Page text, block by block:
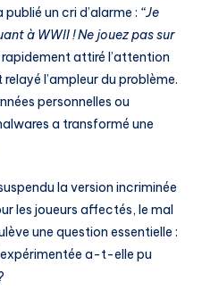
un cri d’alarme : “Je
à WWII ! Ne jouez pas sur
attiré l’attention
l’ampleur du problème.
personnelles ou
a transformé une
la version incriminée
les joueurs affectés, le mal
une question essentielle :
a-t-elle pu